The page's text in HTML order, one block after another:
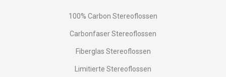
100% Carbon Stereoflossen
Carbonfaser Stereoflossen
Fiberglas Stereoflossen
Limitierte Stereoflossen